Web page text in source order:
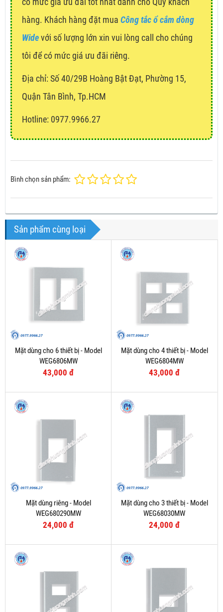
hàng. Khách hàng đặt mua Công tắc ổ cắm dòng
Widevới số lượng lớn xin vui lòng call cho chúng
tôi để có mức giá ưu đãi riêng.
Địa chỉ: Số 40/29B Hoàng Bật Đạt, Phường 15,
Quận Tân Bình, Tp.HCM
Hotline: 0977.9966.27
Bình chọn sản phẩm:
Sản phẩm cùng loại
Mặt dùng cho 6 thiết bị - Model
WEG6806MW
43,000 đ
Mặt dùng cho 4 thiết bị - Model
WEG6804MW
43,000 đ
Mặt dùng riêng - Model
WEG680290MW
24,000 đ
Mặt dùng cho 3 thiết bị - Model
WEG68030MW
24,000 đ